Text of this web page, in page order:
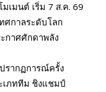
เมนต์ เริ่ม 7 ส.ค. 69
ทศกาลระดับโลก
กาศศักดาพลัง
รากฏการณ์ครั้ง
เภททีม ชิงแชมป์